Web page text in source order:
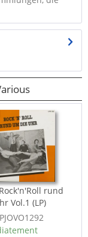
Rock'n'Roll rund
Vol.1 (LP)